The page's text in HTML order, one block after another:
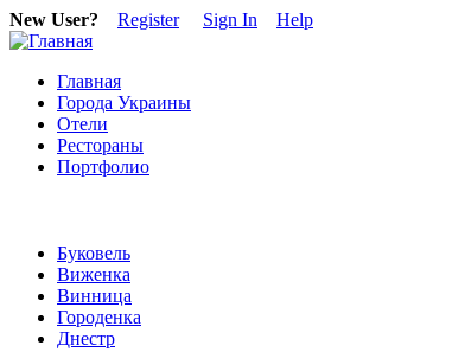
New User? Register Sign In Help
Главная
Города Украины
Отели
Рестораны
Портфолио
Буковель
Виженка
Винница
Городенка
Днестр